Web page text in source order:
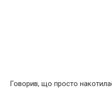
Говорив, що просто